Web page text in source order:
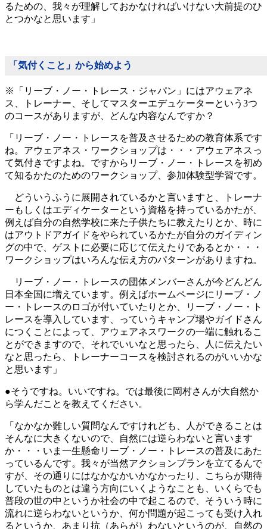
るための、我々が理解しておかなければいけない大前提のひ
とつかなと思います」
「気付くこと」から始めよう
※「リーブ・ノー・トレース・ジャパン」にはアウェアネ
ス、トレーナー、そしてマスターエデュケーターという3つ
のコースがありますが、どんな内容なんですか？
「リーブ・ノー・トレースを普及させるための教育体系です
ね。アウェアネス・ワークショップは・・・アウェアネスっ
て気付きですよね。ですからリーブ・ノー・トレースを初め
て知るかたのためのワークショップ、参加体験型学習です。
どういうふうに展開されているかと言いますと、トレーナ
ーもしくはエディケーターという資格を持っているかたが、
例えば自分の自然学校に来た子供たちに教えたりとか、時に
はアウトドアガイドをやられているかたが自分のガイディン
グの中で、ゲストに必要に応じて伝えたりであるとか・・・
ワークショップはいろんな伝え方のパターンがありますね。
リーブ・ノー・トレースの団体メンバーさんが今どんどん
日本全国に増えています。例えばホームページにリーブ・ノ
ー・トレースのロゴが付いていたりとか、リーブ・ノー・ト
レースを導入しています、っていうキャンプ場やガイドさん
につくことによって、アウェアネスワークの一端に触れるこ
とができますので、それでいいなと思ったら、人に伝えたい
なと思ったら、トレーナーコースを検討されるのがいいかな
と思います」
●そうですね。いいですね。では最後に岡村さんが大自然か
ら学んだことを教えてください。
「なかなか難しい質問なんですけれども、人ができることは
そんなに大きくないので、自然には逆らわないと言います
か・・・いま一生懸命リーブ・ノー・トレースの普及にあた
っているんです。我々が当然アクションプランを立てるんで
すが、その通りにはなかなかいかなかったり、こちらが期待
していたものとは違う方向にいくようなことも、いくらでも
普段の世の中というか社会の中で起こるので、そういう時に
流れに逆らわないというか、何か問題が起こっても受け入れ
るというか、あまり抗（あらが）わないというのが、自然の